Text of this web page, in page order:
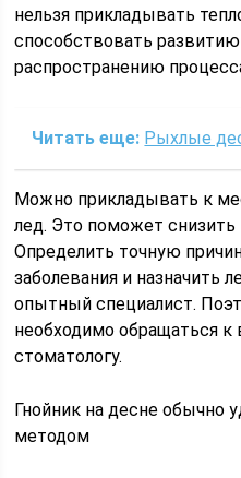
нельзя прикладывать
способствовать
распространению
Читать еще: Рыхлые
Можно прикладывать к
лед. Это поможет снизить
Определить точную
заболевания и назначить
опытный специалист.
необходимо обращаться к
стоматологу.
Гнойник на десне обычно
методом